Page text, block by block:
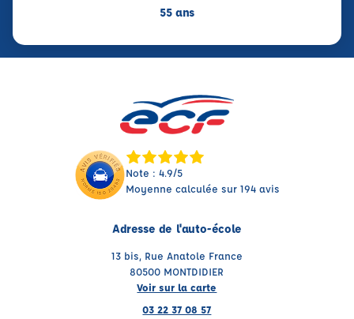
55 ans
Note : 4.9/5
Moyenne calculée sur 194 avis
Adresse de l'auto-école
13 bis, Rue Anatole France
80500 MONTDIDIER
Voir sur la carte
03 22 37 08 57